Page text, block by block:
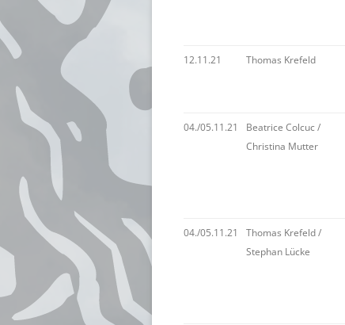
12.11.21 Thomas Krefeld
04./05.11.21
Beatrice Colcuc /
Christina Mutter
04./05.11.21
Thomas Krefeld /
Stephan Lücke